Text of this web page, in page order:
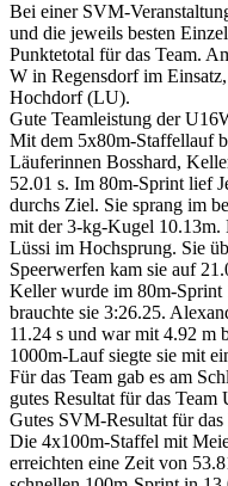
Bei einer SVM-
und die jeweils besten
Punktetotal für das Team.
W in Regensdorf im
Hochdorf (LU).
Gute Teamleistung der
Mit dem 5x80m-Staffellauf
Läuferinnen Bosshard,
52.01 s. Im 80m-Sprint lief
durchs Ziel. Sie sprang im
mit der 3-kg-Kugel 10.13m.
Lüssi im Hochsprung. Sie
Speerwerfen kam sie auf
Keller wurde im 80m-Sprint
brauchte sie 3:26.25.
11.24 s und war mit 4.92 m
1000m-Lauf siegte sie mit
Für das Team gab es am
gutes Resultat für das Team
Gutes SVM-Resultat für
Die 4x100m-Staffel mit
erreichten eine Zeit von